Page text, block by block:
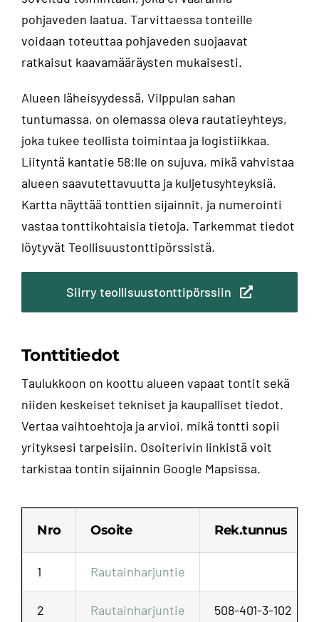
pohjaveden laatua. Tarvittaessa tonteille
voidaan toteuttaa pohjaveden suojaavat
ratkaisut kaavamääräysten mukaisesti.
Alueen läheisyydessä, Vilppulan sahan
tuntumassa, on olemassa oleva rautatieyhteys,
joka tukee teollista toimintaa ja logistiikkaa.
Liityntä kantatie 58:lle on sujuva, mikä vahvistaa
alueen saavutettavuutta ja kuljetusyhteyksiä.
Kartta näyttää tonttien sijainnit, ja numerointi
vastaa tonttikohtaisia tietoja. Tarkemmat tiedot
löytyvät Teollisuustonttipörssistä.
Siirry teollisuustonttipörssiin
Tonttitiedot
Taulukkoon on koottu alueen vapaat tontit sekä
niiden keskeiset tekniset ja kaupalliset tiedot.
Vertaa vaihtoehtoja ja arvioi, mikä tontti sopii
yrityksesi tarpeisiin. Osoiterivin linkistä voit
tarkistaa tontin sijainnin Google Mapsissa.
Nro Osoite Rek.tunnus
1 Rautainharjuntie
2 Rautainharjuntie 508-401-3-102